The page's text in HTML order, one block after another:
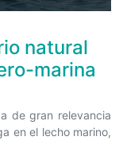
natural
marina
de gran relevancia
en el lecho marino,